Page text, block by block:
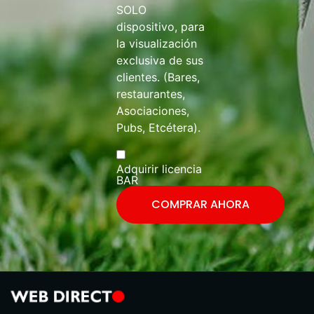
SOLO
dispositivo, para
la visualización
exclusiva de sus
clientes. (Bares,
restaurantes,
Asociaciones,
Pubs, Etcétera).
Adquirir licencia
BAR
COMPRAR AHORA